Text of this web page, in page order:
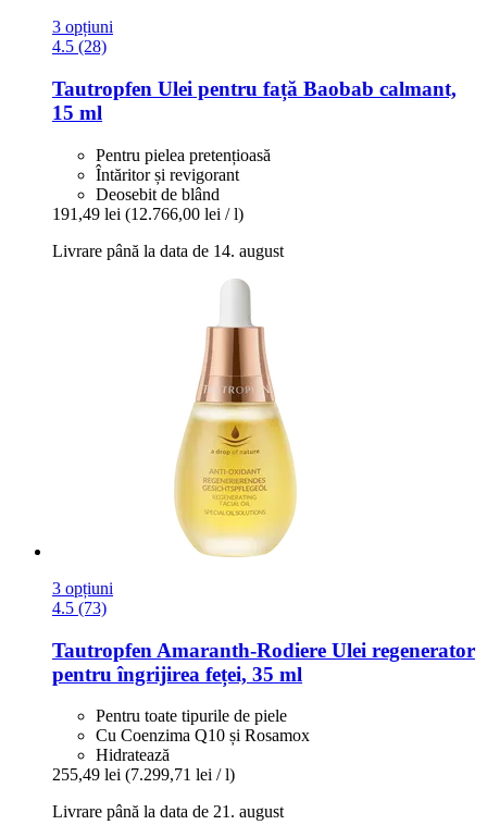
3 opțiuni
4.5 (28)
Tautropfen Ulei pentru față Baobab calmant,
15 ml
Pentru pielea pretențioasă
Întăritor și revigorant
Deosebit de blând
191,49 lei (12.766,00 lei / l)
Livrare până la data de 14. august
3 opțiuni
4.5 (73)
Tautropfen Amaranth-​Rodiere Ulei regenerator
pentru îngrijirea feței, 35 ml
Pentru toate tipurile de piele
Cu Coenzima Q10 și Rosamox
Hidratează
255,49 lei (7.299,71 lei / l)
Livrare până la data de 21. august